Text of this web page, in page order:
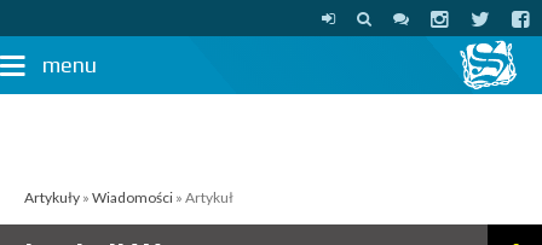
menu
Artykuły » Wiadomości » Artykuł